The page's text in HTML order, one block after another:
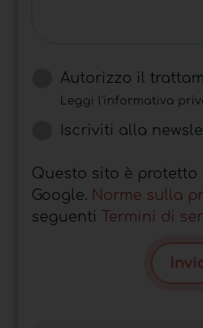
Autorizzo il
Leggi l'informativa
Iscriviti alla
Questo sito è protetto
Google. Norme sulla
seguenti
Termini di